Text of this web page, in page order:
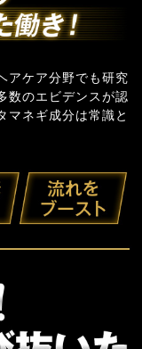
アケア分野でも研究
数のエビデンスが認
マネギ成分は常識と